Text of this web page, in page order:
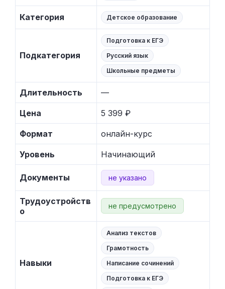
Категория Детское образование
Подкатегория
Подготовка к ЕГЭ
Русский язык
Школьные предметы
Длительность —
Цена 5 399 ₽
Формат онлайн-курс
Уровень Начинающий
Документы не указано
Трудоустройств
о
не предусмотрено
Навыки
Анализ текстов
Грамотность
Написание сочинений
Подготовка к ЕГЭ